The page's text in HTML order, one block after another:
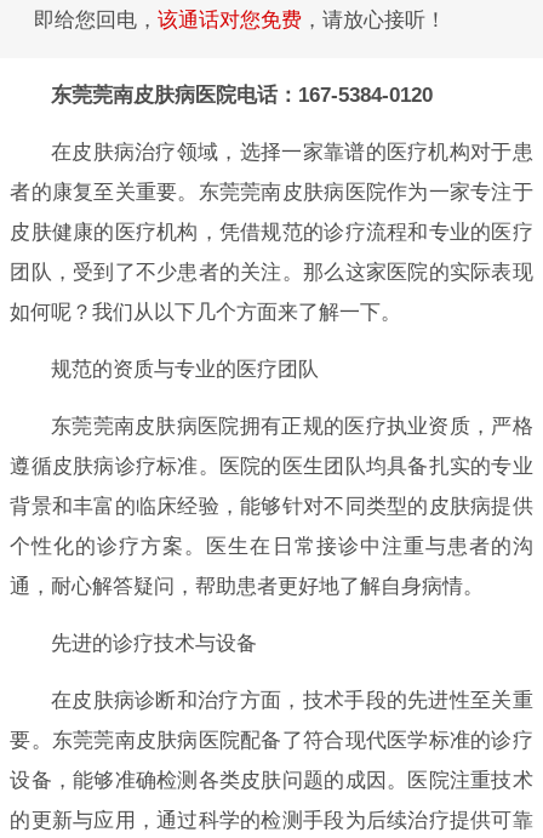
即给您回电， 该通话对您免费 ，请放心接听！
东莞莞南皮肤病医院电话：167-5384-0120
在皮肤病治疗领域，选择一家靠谱的医疗机构对于患
者的康复至关重要。东莞莞南皮肤病医院作为一家专注于
皮肤健康的医疗机构，凭借规范的诊疗流程和专业的医疗
团队，受到了不少患者的关注。那么这家医院的实际表现
如何呢？我们从以下几个方面来了解一下。
规范的资质与专业的医疗团队
东莞莞南皮肤病医院拥有正规的医疗执业资质，严格
遵循皮肤病诊疗标准。医院的医生团队均具备扎实的专业
背景和丰富的临床经验，能够针对不同类型的皮肤病提供
个性化的诊疗方案。医生在日常接诊中注重与患者的沟
通，耐心解答疑问，帮助患者更好地了解自身病情。
先进的诊疗技术与设备
在皮肤病诊断和治疗方面，技术手段的先进性至关重
要。东莞莞南皮肤病医院配备了符合现代医学标准的诊疗
设备，能够准确检测各类皮肤问题的成因。医院注重技术
的更新与应用，通过科学的检测手段为后续治疗提供可靠